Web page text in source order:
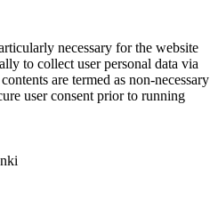
necessary for the website
to collect user personal data via
are termed as non-necessary
user consent prior to running